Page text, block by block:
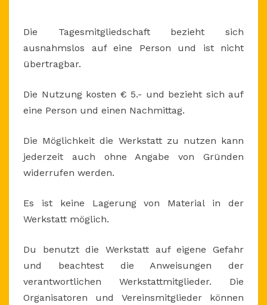
Die Tagesmitgliedschaft bezieht sich
ausnahmslos auf eine Person und ist nicht
übertragbar.
Die Nutzung kosten € 5.- und bezieht sich auf
eine Person und einen Nachmittag.
Die Möglichkeit die Werkstatt zu nutzen kann
jederzeit auch ohne Angabe von Gründen
widerrufen werden.
Es ist keine Lagerung von Material in der
Werkstatt möglich.
Du benutzt die Werkstatt auf eigene Gefahr
und beachtest die Anweisungen der
verantwortlichen Werkstattmitglieder. Die
Organisatoren und Vereinsmitglieder können